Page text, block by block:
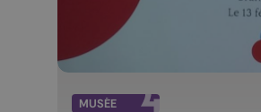
MUSÉE